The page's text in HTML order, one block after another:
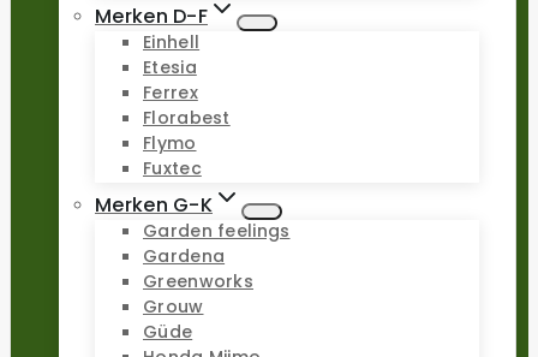
Merken D-F
Einhell
Etesia
Ferrex
Florabest
Flymo
Fuxtec
Merken G-K
Garden feelings
Gardena
Greenworks
Grouw
Güde